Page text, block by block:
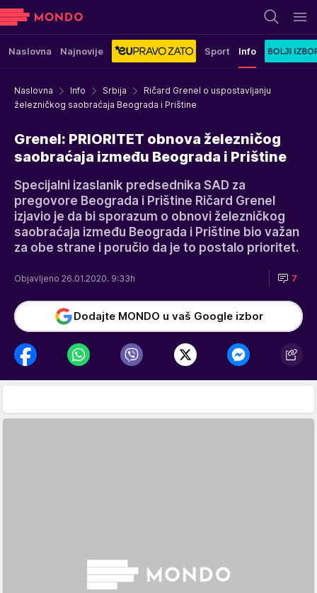
Naslovna Najnovije Sport Info
Naslovna Info Srbija
Ričard Grenel o uspostavljanju
železničkog saobraćaja Beograda i Prištine
Grenel: PRIORITET obnova železničog
saobraćaja između Beograda i Prištine
Specijalni izaslanik predsednika SAD za
pregovore Beograda i Prištine Ričard Grenel
izjavio je da bi sporazum o obnovi železničkog
saobraćaja između Beograda i Prištine bio važan
za obe strane i poručio da je to postalo prioritet.
Objavljeno 26.01.2020. 9:33h 7
Dodajte MONDO u vaš Google izbor